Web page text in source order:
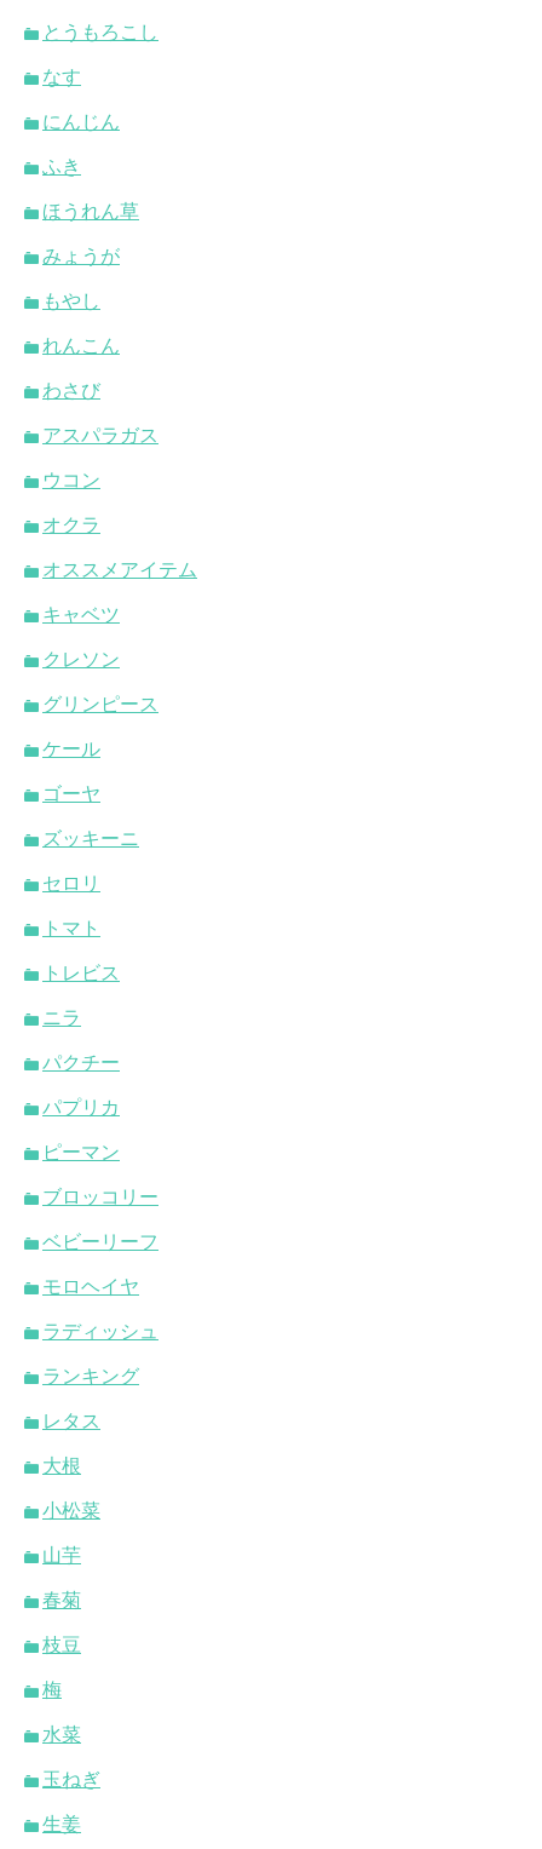
とうもろこし
なす
にんじん
ふき
ほうれん草
みょうが
もやし
れんこん
わさび
アスパラガス
ウコン
オクラ
オススメアイテム
キャベツ
クレソン
グリンピース
ケール
ゴーヤ
ズッキーニ
セロリ
トマト
トレビス
ニラ
パクチー
パプリカ
ピーマン
ブロッコリー
ベビーリーフ
モロヘイヤ
ラディッシュ
ランキング
レタス
大根
小松菜
山芋
春菊
枝豆
梅
水菜
玉ねぎ
生姜